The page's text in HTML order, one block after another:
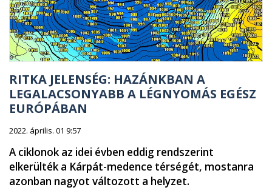
RITKA JELENSÉG: HAZÁNKBAN A
LEGALACSONYABB A LÉGNYOMÁS EGÉSZ
EURÓPÁBAN
2022. április. 01 9:57
A ciklonok az idei évben eddig rendszerint
elkerülték a Kárpát-medence térségét, mostanra
azonban nagyot változott a helyzet.